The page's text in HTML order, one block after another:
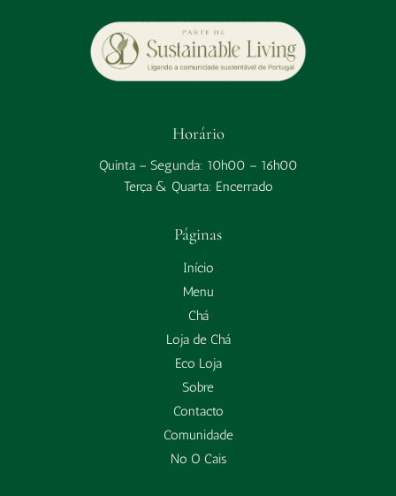
Horário
Quinta – Segunda: 10h00 – 16h00
Terça & Quarta: Encerrado
Páginas
Início
Menu
Chá
Loja de Chá
Eco Loja
Sobre
Contacto
Comunidade
No O Cais